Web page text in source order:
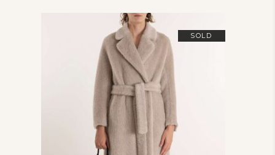
SOLD